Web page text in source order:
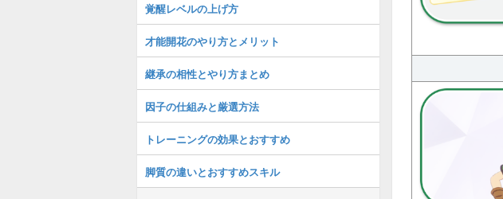
覚醒レベルの上げ方
才能開花のやり方とメリット
継承の相性とやり方まとめ
因子の仕組みと厳選方法
トレーニングの効果とおすすめ
脚質の違いとおすすめスキル